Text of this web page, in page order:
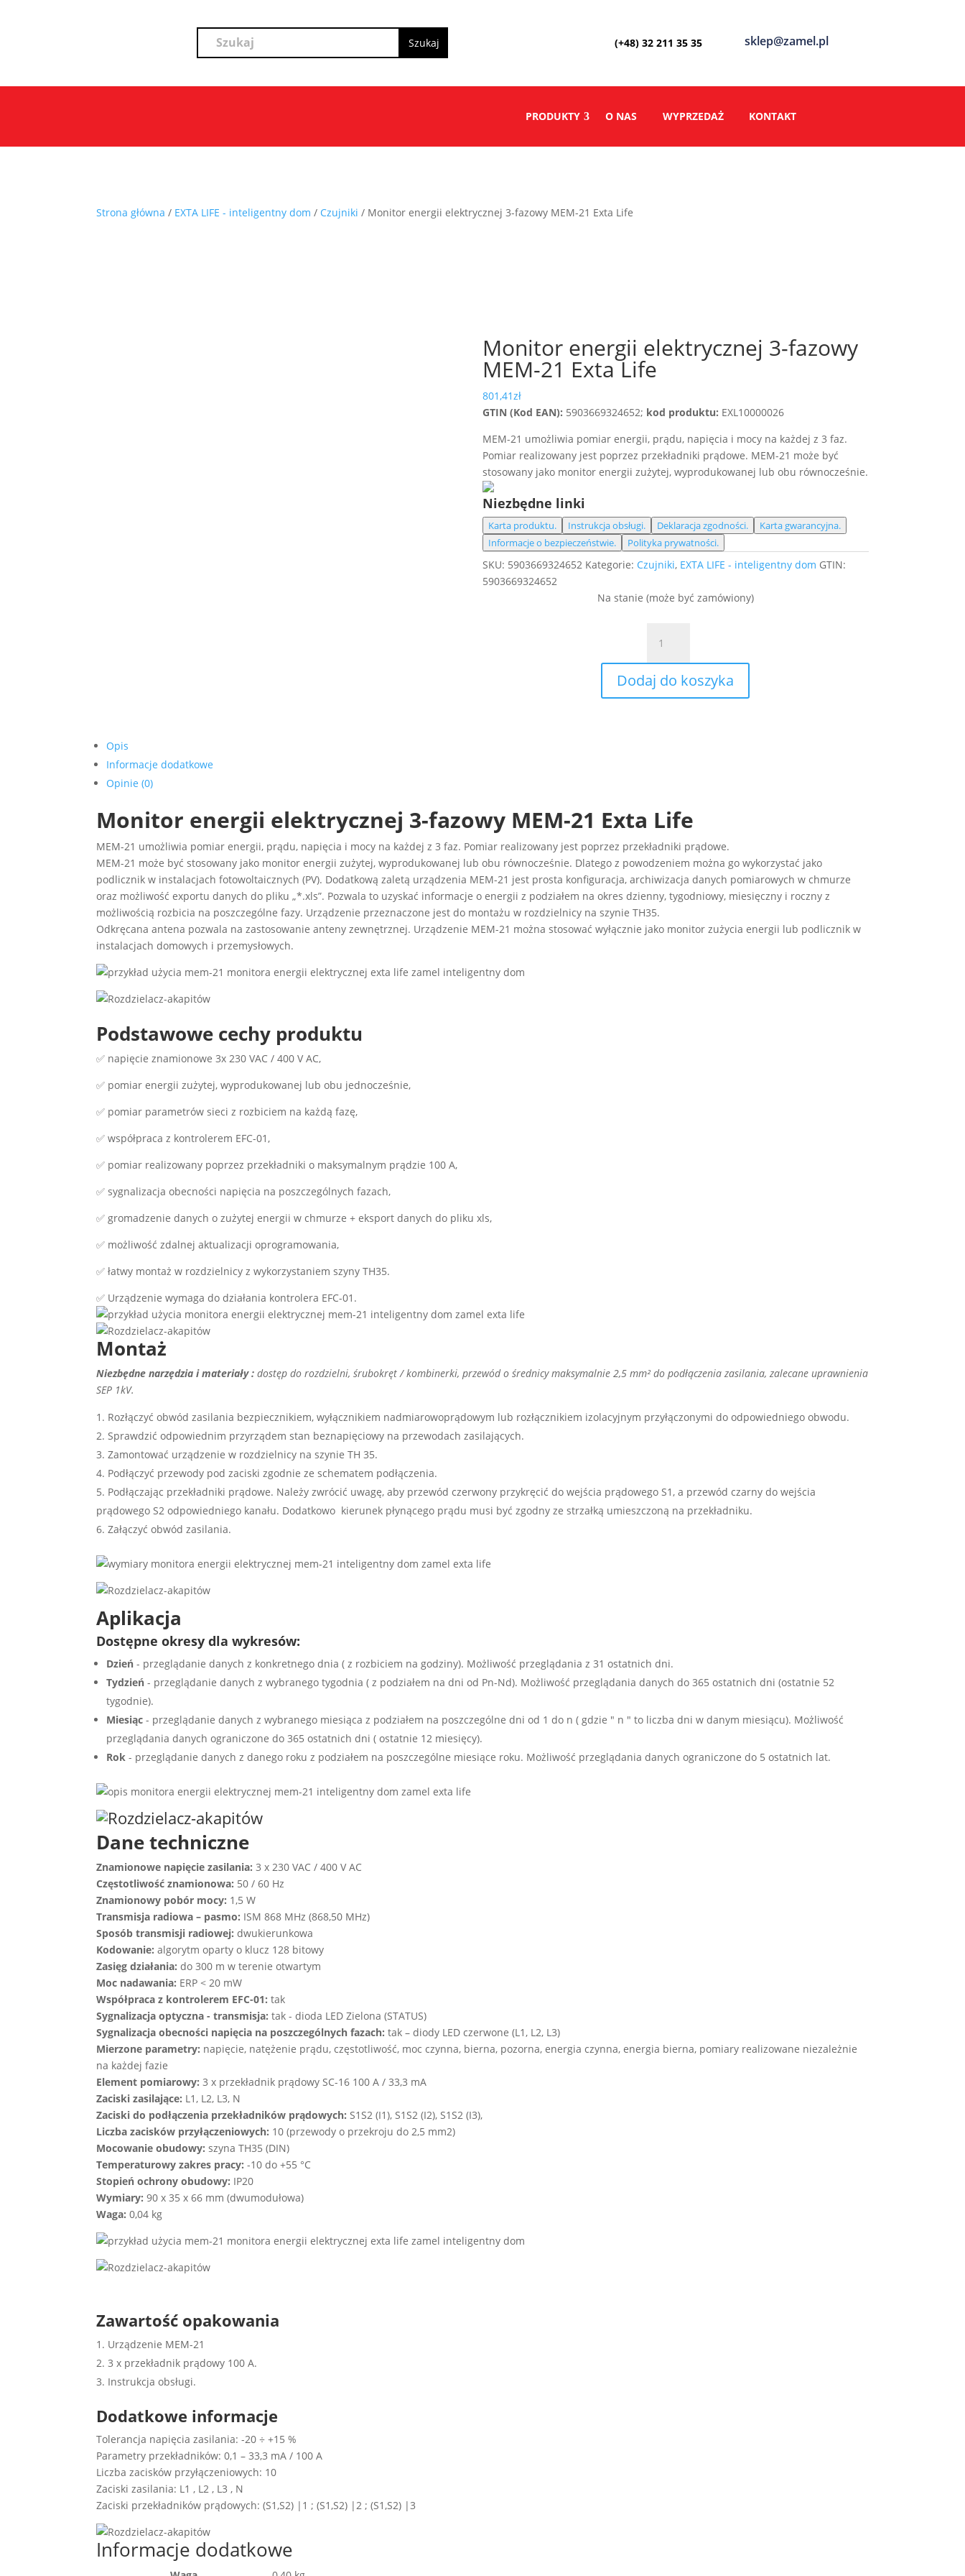
(+48) 32 211 35 35 sklep@zamel.pl
PRODUKTY O NAS WYPRZEDAŻ KONTAKT
Strona główna / EXTA LIFE - inteligentny dom / Czujniki / Monitor energii elektrycznej 3-fazowy MEM-21 Exta Life
Monitor energii elektrycznej 3-fazowy
MEM-21 Exta Life
801,41zł
GTIN (Kod EAN): 5903669324652; kod produktu: EXL10000026
MEM-21 umożliwia pomiar energii, prądu, napięcia i mocy na każdej z 3 faz.
Pomiar realizowany jest poprzez przekładniki prądowe. MEM-21 może być
stosowany jako monitor energii zużytej, wyprodukowanej lub obu równocześnie.
Niezbędne linki
Karta produktu. Instrukcja obsługi. Deklaracja zgodności.
Karta gwarancyjna.
Informacje o bezpieczeństwie.
Polityka prywatności.
SKU: 5903669324652 Kategorie: Czujniki, EXTA LIFE - inteligentny dom GTIN:
5903669324652
Na stanie (może być zamówiony)
Monitor
energii
elektrycznej
3-
Dodaj do koszyka
Opis
Informacje dodatkowe
Opinie (0)
Monitor energii elektrycznej 3-fazowy MEM-21 Exta Life
MEM-21 umożliwia pomiar energii, prądu, napięcia i mocy na każdej z 3 faz. Pomiar realizowany jest poprzez przekładniki prądowe.
MEM-21 może być stosowany jako monitor energii zużytej, wyprodukowanej lub obu równocześnie. Dlatego z powodzeniem można go wykorzystać jako
podlicznik w instalacjach fotowoltaicznych (PV). Dodatkową zaletą urządzenia MEM-21 jest prosta konfiguracja, archiwizacja danych pomiarowych w chmurze
oraz możliwość exportu danych do pliku „*.xls”. Pozwala to uzyskać informacje o energii z podziałem na okres dzienny, tygodniowy, miesięczny i roczny z
możliwością rozbicia na poszczególne fazy. Urządzenie przeznaczone jest do montażu w rozdzielnicy na szynie TH35.
Odkręcana antena pozwala na zastosowanie anteny zewnętrznej. Urządzenie MEM-21 można stosować wyłącznie jako monitor zużycia energii lub podlicznik w
instalacjach domowych i przemysłowych.
Podstawowe cechy produktu
✅ napięcie znamionowe 3x 230 VAC / 400 V AC,
✅ pomiar energii zużytej, wyprodukowanej lub obu jednocześnie,
✅ pomiar parametrów sieci z rozbiciem na każdą fazę,
✅ współpraca z kontrolerem EFC-01,
✅ pomiar realizowany poprzez przekładniki o maksymalnym prądzie 100 A,
✅ sygnalizacja obecności napięcia na poszczególnych fazach,
✅ gromadzenie danych o zużytej energii w chmurze + eksport danych do pliku xls,
✅ możliwość zdalnej aktualizacji oprogramowania,
✅ łatwy montaż w rozdzielnicy z wykorzystaniem szyny TH35.
✅ Urządzenie wymaga do działania kontrolera EFC-01.
Montaż
Niezbędne narzędzia i materiały :dostęp do rozdzielni, śrubokręt / kombinerki, przewód o średnicy maksymalnie 2,5 mm² do podłączenia zasilania, zalecane uprawnienia
SEP 1kV.
Rozłączyć obwód zasilania bezpiecznikiem, wyłącznikiem nadmiarowoprądowym lub rozłącznikiem izolacyjnym przyłączonymi do odpowiedniego obwodu.
Sprawdzić odpowiednim przyrządem stan beznapięciowy na przewodach zasilających.
Zamontować urządzenie w rozdzielnicy na szynie TH 35.
Podłączyć przewody pod zaciski zgodnie ze schematem podłączenia.
Podłączając przekładniki prądowe. Należy zwrócić uwagę, aby przewód czerwony przykręcić do wejścia prądowego S1, a przewód czarny do wejścia
prądowego S2 odpowiedniego kanału. Dodatkowo kierunek płynącego prądu musi być zgodny ze strzałką umieszczoną na przekładniku.
Załączyć obwód zasilania.
Aplikacja
Dostępne okresy dla wykresów:
Dzień - przeglądanie danych z konkretnego dnia ( z rozbiciem na godziny). Możliwość przeglądania z 31 ostatnich dni.
Tydzień - przeglądanie danych z wybranego tygodnia ( z podziałem na dni od Pn-Nd). Możliwość przeglądania danych do 365 ostatnich dni (ostatnie 52
tygodnie).
Miesiąc - przeglądanie danych z wybranego miesiąca z podziałem na poszczególne dni od 1 do n ( gdzie " n " to liczba dni w danym miesiącu). Możliwość
przeglądania danych ograniczone do 365 ostatnich dni ( ostatnie 12 miesięcy).
Rok - przeglądanie danych z danego roku z podziałem na poszczególne miesiące roku. Możliwość przeglądania danych ograniczone do 5 ostatnich lat.
Dane techniczne
Znamionowe napięcie zasilania: 3 x 230 VAC / 400 V AC
Częstotliwość znamionowa: 50 / 60 Hz
Znamionowy pobór mocy: 1,5 W
Transmisja radiowa – pasmo: ISM 868 MHz (868,50 MHz)
Sposób transmisji radiowej: dwukierunkowa
Kodowanie: algorytm oparty o klucz 128 bitowy
Zasięg działania: do 300 m w terenie otwartym
Moc nadawania: ERP < 20 mW
Współpraca z kontrolerem EFC-01: tak
Sygnalizacja optyczna - transmisja: tak - dioda LED Zielona (STATUS)
Sygnalizacja obecności napięcia na poszczególnych fazach: tak – diody LED czerwone (L1, L2, L3)
Mierzone parametry: napięcie, natężenie prądu, częstotliwość, moc czynna, bierna, pozorna, energia czynna, energia bierna, pomiary realizowane niezależnie
na każdej fazie
Element pomiarowy: 3 x przekładnik prądowy SC-16 100 A / 33,3 mA
Zaciski zasilające: L1, L2, L3, N
Zaciski do podłączenia przekładników prądowych: S1S2 (I1), S1S2 (I2), S1S2 (I3),
Liczba zacisków przyłączeniowych: 10 (przewody o przekroju do 2,5 mm2)
Mocowanie obudowy: szyna TH35 (DIN)
Temperaturowy zakres pracy: -10 do +55 °C
Stopień ochrony obudowy: IP20
Wymiary: 90 x 35 x 66 mm (dwumodułowa)
Waga: 0,04 kg
Zawartość opakowania
Urządzenie MEM-21
3 x przekładnik prądowy 100 A.
Instrukcja obsługi.
Dodatkowe informacje
Tolerancja napięcia zasilania: -20 ÷ +15 %
Parametry przekładników: 0,1 – 33,3 mA / 100 A
Liczba zacisków przyłączeniowych: 10
Zaciski zasilania: L1 , L2 , L3 , N
Zaciski przekładników prądowych: (S1,S2) |1 ; (S1,S2) |2 ; (S1,S2) |3
Informacje dodatkowe